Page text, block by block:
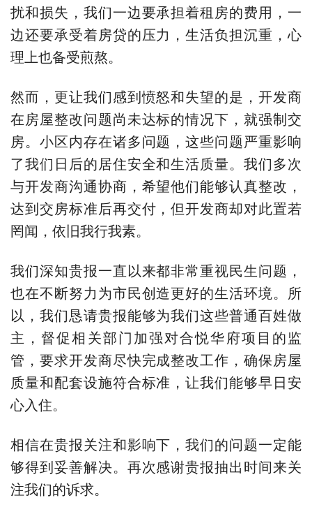
扰和损失，我们一边要承担着租房的费用，一
边还要承受着房贷的压力，生活负担沉重，心
理上也备受煎熬。
然而，更让我们感到愤怒和失望的是，开发商
在房屋整改问题尚未达标的情况下，就强制交
房。小区内存在诸多问题，这些问题严重影响
了我们日后的居住安全和生活质量。我们多次
与开发商沟通协商，希望他们能够认真整改，
达到交房标准后再交付，但开发商却对此置若
罔闻，依旧我行我素。
我们深知贵报一直以来都非常重视民生问题，
也在不断努力为市民创造更好的生活环境。所
以，我们恳请贵报能够为我们这些普通百姓做
主，督促相关部门加强对合悦华府项目的监
管，要求开发商尽快完成整改工作，确保房屋
质量和配套设施符合标准，让我们能够早日安
心入住。
相信在贵报关注和影响下，我们的问题一定能
够得到妥善解决。再次感谢贵报抽出时间来关
注我们的诉求。